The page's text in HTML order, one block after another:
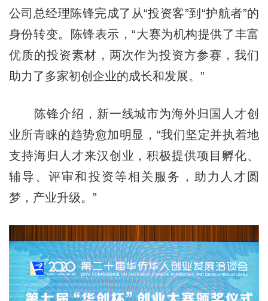
公司总经理陈锋完成了从“投资客”到“护航者”的
身份转变。陈锋表示，“大赛为机构提供了丰富
优质的投资素材，两次作为投资方参赛，我们
助力了多家初创企业的成长和发展。”
陈锋介绍，新一线城市为海外归国人才创
业所青睐的趋势愈加明显，“我们坚定并执着地
支持海归人才来汉创业，积极提供项目孵化、
辅导、评审和投资等相关服务，助力人才圆
梦，产业升级。”